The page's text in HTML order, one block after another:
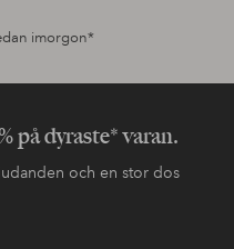
imorgon*
på dyraste* varan.
och en stor dos